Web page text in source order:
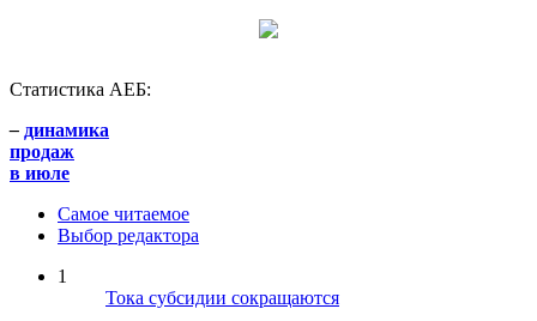
Статистика АЕБ:
– динамика
продаж
в июле
Самое читаемое
Выбор редактора
1
Тока субсидии сокращаются